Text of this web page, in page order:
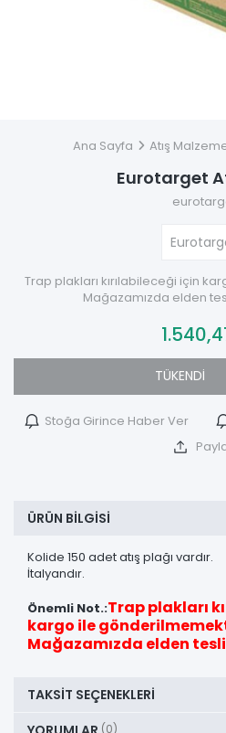
Ana Sayfa Atış
Eurotarget
Trap plakları kırılabileceği için
Mağazamızda elden
TÜKENDİ
Stoğa Girince Haber Ver
ÜRÜN BILGISI
Kolide 150 adet atış plağı vardır.
İtalyandır.
Önemli Not.:Trap plakları
kargo ile
Mağazamızda elden
TAKSIT SEÇENEKLERI
YORUMLAR (0)